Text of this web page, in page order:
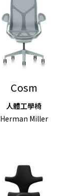
Cosm
人體工學椅
Herman Miller